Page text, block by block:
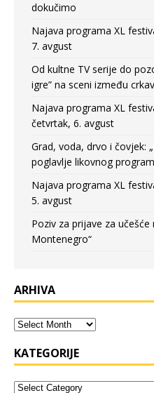
dokučimo
Najava programa XL
7. avgust
Od kultne TV serije do
igre” na sceni između
Najava programa XL
četvrtak, 6. avgust
Grad, voda, drvo i čovjek:
poglavlje likovnog
Najava programa XL
5. avgust
Poziv za prijave za
Montenegro“
ARHIVA
KATEGORIJE